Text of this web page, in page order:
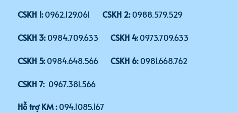
CSKH 1:0962.129.061 CSKH 2:0988.579.529
CSKH 3:0984.709.633 CSKH 4:0973.709.633
CSKH 5:0984.648.566 CSKH 6:0981.668.762
CSKH 7: 0967.381.566
Hỗ trợ KM :094.1085.167